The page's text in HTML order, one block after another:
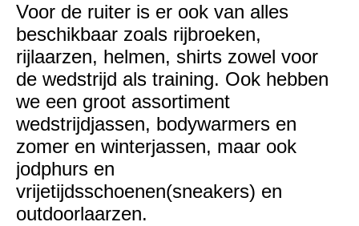
Voor de ruiter is er ook van alles
beschikbaar zoals rijbroeken,
rijlaarzen, helmen, shirts zowel voor
de wedstrijd als training. Ook hebben
we een groot assortiment
wedstrijdjassen, bodywarmers en
zomer en winterjassen, maar ook
jodphurs en
vrijetijdsschoenen(sneakers) en
outdoorlaarzen.